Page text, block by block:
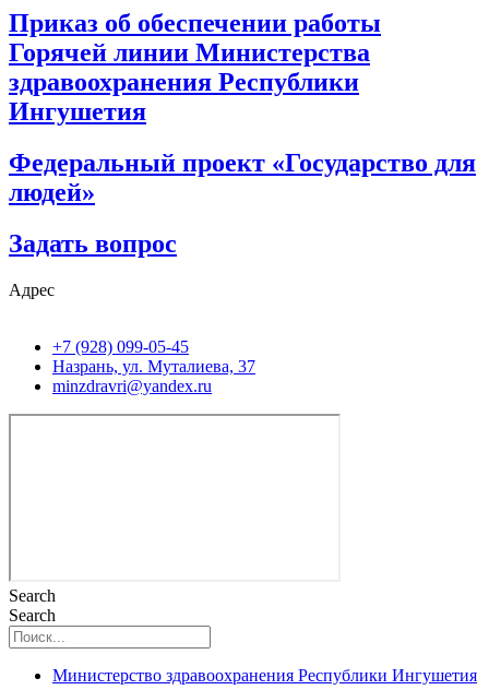
Приказ об обеспечении работы
Горячей линии Министерства
здравоохранения Республики
Ингушетия
Федеральный проект «Государство для
людей»
Задать вопрос
Адрес
+7 (928) 099-05-45
Назрань, ул. Муталиева, 37
minzdravri@yandex.ru
Search
Search
Министерство здравоохранения Республики Ингушетия